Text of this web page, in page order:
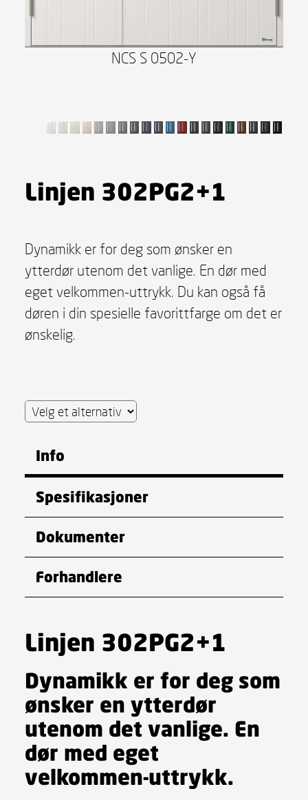
NCS S 0502-Y
Linjen 302PG2+1
Dynamikk er for deg som ønsker en
ytterdør utenom det vanlige. En dør med
eget velkommen-uttrykk. Du kan også få
døren i din spesielle favorittfarge om det er
ønskelig.
Info
Spesifikasjoner
Dokumenter
Forhandlere
Linjen 302PG2+1
Dynamikk er for deg som
ønsker en ytterdør
utenom det vanlige. En
dør med eget
velkommen-uttrykk.